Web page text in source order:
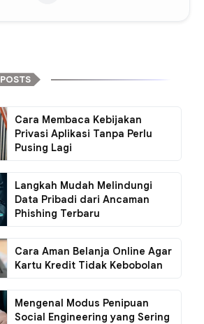
POSTS
Cara Membaca Kebijakan
Privasi Aplikasi Tanpa Perlu
Pusing Lagi
Langkah Mudah Melindungi
Data Pribadi dari Ancaman
Phishing Terbaru
Cara Aman Belanja Online Agar
Kartu Kredit Tidak Kebobolan
Mengenal Modus Penipuan
Social Engineering yang Sering